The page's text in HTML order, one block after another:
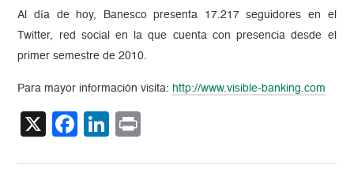
Al día de hoy, Banesco presenta 17.217 seguidores en el
Twitter, red social en la que cuenta con presencia desde el
primer semestre de 2010.
Para mayor información visita: http://www.visible-banking.com
X Facebook
LinkedIn